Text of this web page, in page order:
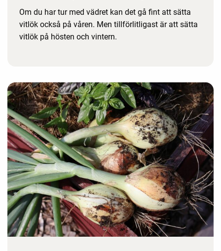
Om du har tur med vädret kan det gå fint att sätta
vitlök också på våren. Men tillförlitligast är att sätta
vitlök på hösten och vintern.